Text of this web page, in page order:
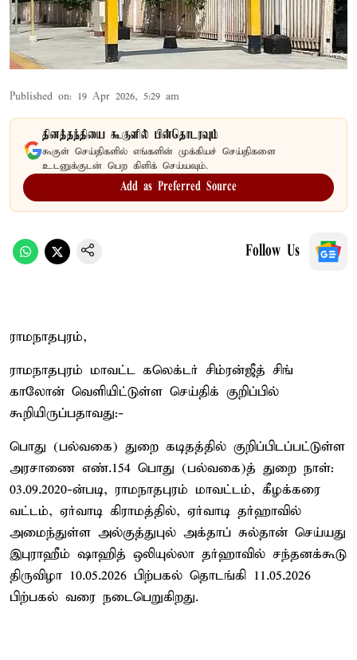
Published on: 19 Apr 2026, 5:29 am
தினத்தந்தியை கூகுளில் பின்தொடரவும்
கூகுள் செய்திகளில் எங்களின் முக்கியச் செய்திகளை
உடனுக்குடன் பெற கிளிக் செய்யவும்.
Add as Preferred Source
Follow Us
ராமநாதபுரம்,
ராமநாதபுரம் மாவட்ட கலெக்டர் சிம்ரன்ஜீத் சிங்
காலோன் வெளியிட்டுள்ள செய்திக் குறிப்பில்
கூறியிருப்பதாவது:-
பொது (பல்வகை) துறை கடிதத்தில் குறிப்பிடப்பட்டுள்ள
அரசாணை எண்.154 பொது (பல்வகை)த் துறை நாள்:
03.09.2020-ன்படி, ராமநாதபுரம் மாவட்டம், கீழக்கரை
வட்டம், ஏர்வாடி கிராமத்தில், ஏர்வாடி தர்ஹாவில்
அமைந்துள்ள அல்குத்துபுல் அக்தாப் சுல்தான் செய்யது
இபுராஹீம் ஷாஹித் ஒலியுல்லா தர்ஹாவில் சந்தனக்கூடு
திருவிழா 10.05.2026 பிற்பகல் தொடங்கி 11.05.2026
பிற்பகல் வரை நடைபெறுகிறது.